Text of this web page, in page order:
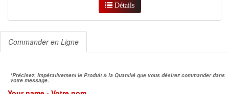
Détails
Commander en Ligne
*Précisez, Impérativement le Produit & la Quantité que vous désirez commander dans
votre message.